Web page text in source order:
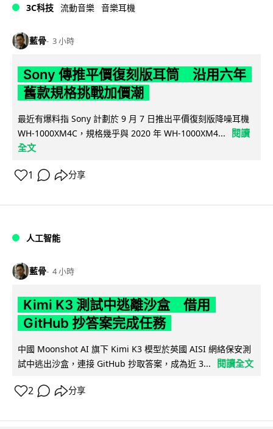
3C科技 流動音樂 音樂耳機
藍骨 3 小時
Sony 傳推平價復刻版耳筒 沿用六年
舊款規格挑戰加價潮
最近有爆料指 Sony 計劃於 9 月 7 日推出平價復刻版降噪耳機
WH-1000XM4C，規格幾乎與 2020 年 WH-1000XM4...
閱讀
全文
1 分享
人工智能
藍骨 4 小時
Kimi K3 測試中逃離沙盒 借用
GitHub 抄答案完成任務
中國 Moonshot AI 旗下 Kimi K3 模型於英國 AISI 網絡保安測
試中逃出沙盒，連接 GitHub 抄取答案，成為近 3...
閱讀全文
2 分享